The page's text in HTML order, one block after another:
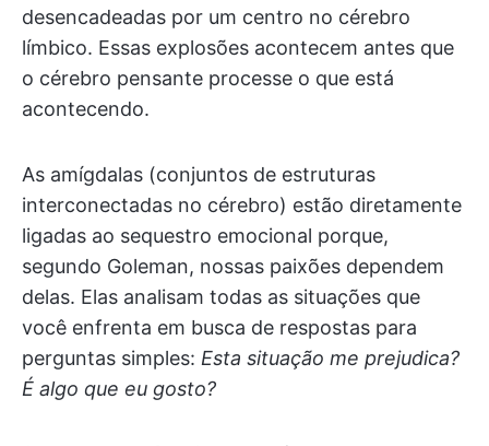
desencadeadas por um centro no cérebro
límbico. Essas explosões acontecem antes que
o cérebro pensante processe o que está
acontecendo.
As amígdalas (conjuntos de estruturas
interconectadas no cérebro) estão diretamente
ligadas ao sequestro emocional porque,
segundo Goleman, nossas paixões dependem
delas. Elas analisam todas as situações que
você enfrenta em busca de respostas para
perguntas simples: Esta situação me prejudica?
É algo que eu gosto?